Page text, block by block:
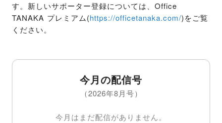
す。新しいサポーター登録については、Office
TANAKA プレミアム(https://officetanaka.com/)をご覧
ください。
今月の配信号
（2026年8月号）
今月はまだ配信がありません。